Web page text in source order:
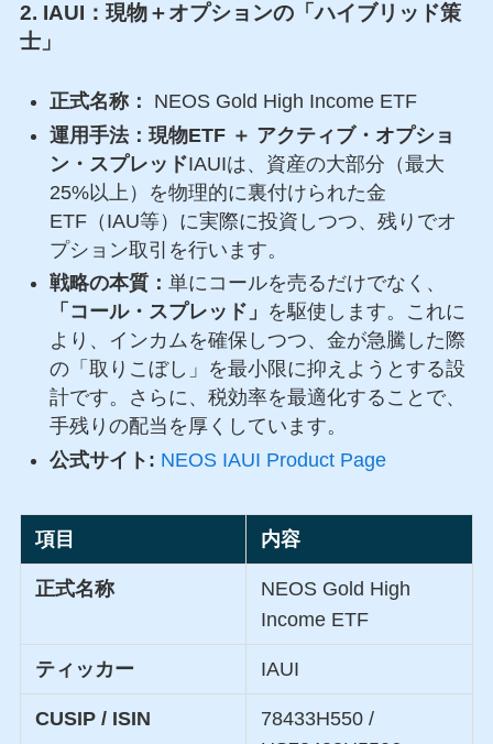
2. IAUI：現物＋オプションの「ハイブリッド策
士」
正式名称：
NEOS Gold High Income ETF
運用手法：現物ETF ＋ アクティブ・オプショ
ン・スプレッドIAUIは、資産の大部分（最大
25%以上）を物理的に裏付けられた金
ETF（IAU等）に実際に投資しつつ、残りでオ
プション取引を行います。
戦略の本質： 単にコールを売るだけでなく、
「コール・スプレッド」 を駆使します。これに
より、インカムを確保しつつ、金が急騰した際
の「取りこぼし」を最小限に抑えようとする設
計です。さらに、税効率を最適化することで、
手残りの配当を厚くしています。
公式サイト: NEOS IAUI Product Page
項目 内容
正式名称
NEOS Gold High
Income ETF
ティッカー IAUI
CUSIP / ISIN
78433H550 /